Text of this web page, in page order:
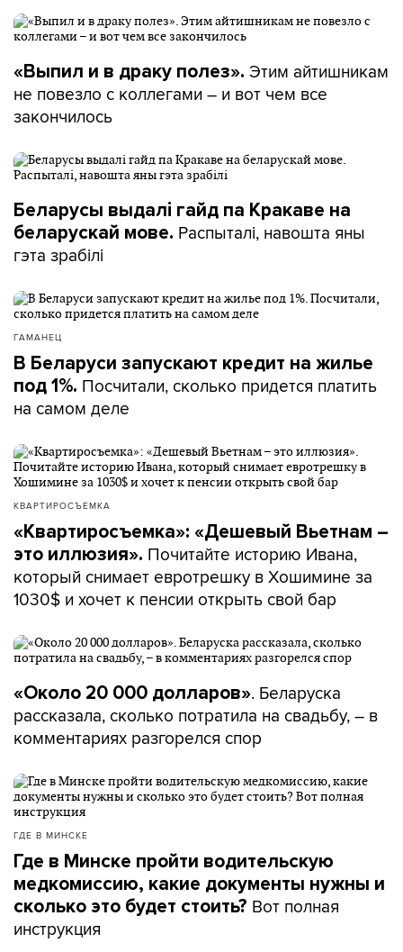
«Выпил и в драку полез». Этим айтишникам
не повезло с коллегами – и вот чем все
закончилось
Беларусы выдалі гайд па Кракаве на
беларускай мове. Распыталі, навошта яны
гэта зрабілі
ГАМАНЕЦ
В Беларуси запускают кредит на жилье
под 1%. Посчитали, сколько придется платить
на самом деле
КВАРТИРОСЪЕМКА
«Квартиросъемка»: «Дешевый Вьетнам –
это иллюзия». Почитайте историю Ивана,
который снимает евротрешку в Хошимине за
1030$ и хочет к пенсии открыть свой бар
«Около 20 000 долларов». Беларуска
рассказала, сколько потратила на свадьбу, – в
комментариях разгорелся спор
ГДЕ В МИНСКЕ
Где в Минске пройти водительскую
медкомиссию, какие документы нужны и
сколько это будет стоить? Вот полная
инструкция